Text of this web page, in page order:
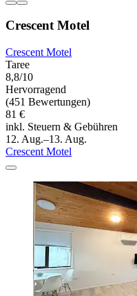
Crescent Motel
Crescent Motel
Taree
8,8/10
Hervorragend
(451 Bewertungen)
81 €
inkl. Steuern & Gebühren
12. Aug.–13. Aug.
Crescent Motel